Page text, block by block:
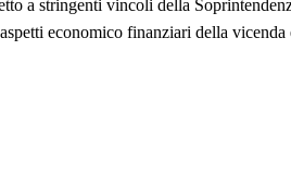
a stringenti vincoli della
economico finanziari della vicenda